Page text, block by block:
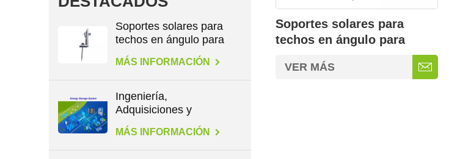
Soportes solares para
techos en ángulo para
VER MÁS
Soportes solares para
techos en ángulo para
patas en L
MÁS INFORMACIÓN
Ingeniería,
Adquisiciones y
Construcción en
Energía
MÁS INFORMACIÓN